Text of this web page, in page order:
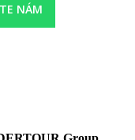
veľkosti King (180
a toaletné potreby.
na 55-palcovej
ďalšie prednosti patrí
klimatizácia, zariadenie
telefón s priamou
a bezplatné WiFi
NÁM